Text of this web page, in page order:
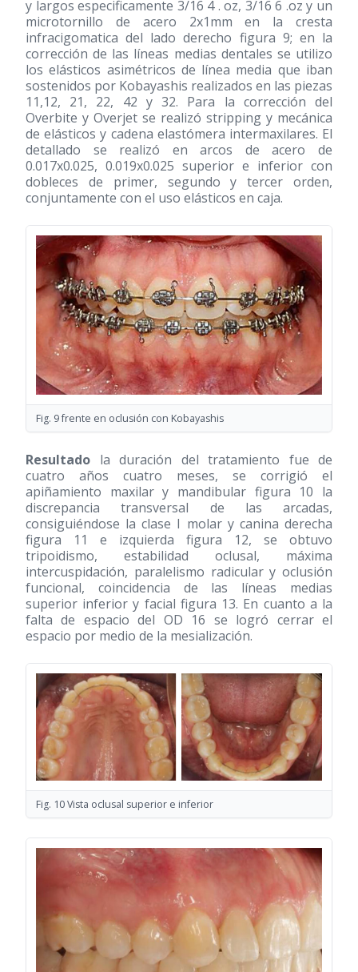
y largos especificamente 3/16 4 . oz, 3/16 6 .oz y un
microtornillo de acero 2x1mm en la cresta
infracigomatica del lado derecho figura 9; en la
corrección de las líneas medias dentales se utilizo
los elásticos asimétricos de línea media que iban
sostenidos por Kobayashis realizados en las piezas
11,12, 21, 22, 42 y 32. Para la corrección del
Overbite y Overjet se realizó stripping y mecánica
de elásticos y cadena elastómera intermaxilares. El
detallado se realizó en arcos de acero de
0.017x0.025, 0.019x0.025 superior e inferior con
dobleces de primer, segundo y tercer orden,
conjuntamente con el uso elásticos en caja.
Fig. 9 frente en oclusión con Kobayashis
Resultado la duración del tratamiento fue de
cuatro años cuatro meses, se corrigió el
apiñamiento maxilar y mandibular figura 10 la
discrepancia transversal de las arcadas,
consiguiéndose la clase I molar y canina derecha
figura 11 e izquierda figura 12, se obtuvo
tripoidismo, estabilidad oclusal, máxima
intercuspidación, paralelismo radicular y oclusión
funcional, coincidencia de las líneas medias
superior inferior y facial figura 13. En cuanto a la
falta de espacio del OD 16 se logró cerrar el
espacio por medio de la mesialización.
Fig. 10 Vista oclusal superior e inferior